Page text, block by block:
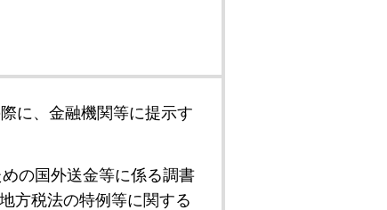
に、金融機関等に提示す
の国外送金等に係る調書
方税法の特例等に関する